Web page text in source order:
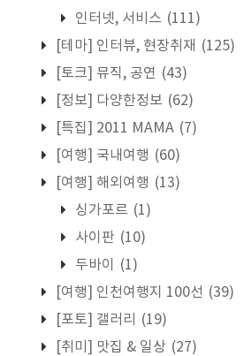
인터넷, 서비스 (111)
[테마] 인터뷰, 현장취재 (125)
[토크] 뮤직, 공연 (43)
[정보] 다양한정보 (62)
[특집] 2011 MAMA (7)
[여행] 국내여행 (60)
[여행] 해외여행 (13)
싱가포르 (1)
사이판 (10)
두바이
(1)
[여행] 인천여행지 100선 (39)
[포토] 갤러리
(19)
[취미] 맛집 & 일상 (27)